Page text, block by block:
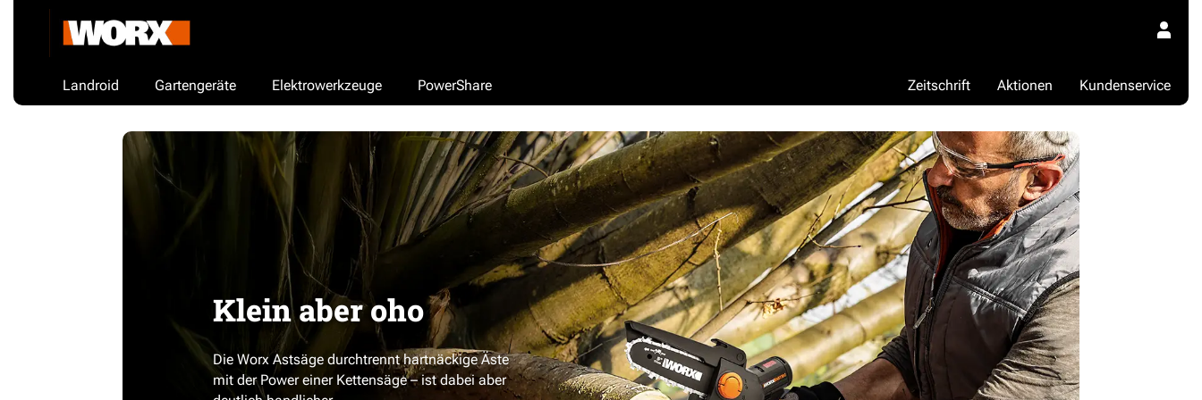
Landroid Gartengeräte Elektrowerkzeuge PowerShare Kundenservice
Aktionen
Zeitschrift
Klein aber oho
Die Worx Astsäge durchtrennt hartnäckige Äste
mit der Power einer Kettensäge – ist dabei aber